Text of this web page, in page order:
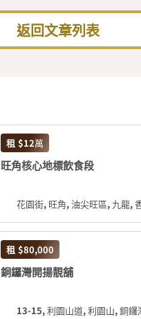
返回文章列表
租 $12萬
旺角核心地標飲食段
花園街, 旺角, 油尖旺區, 九龍, 香港,
租 $80,000
銅鑼灣開揚靚舖
13-15, 利園山道, 利園山, 銅鑼灣, 灣仔區, 香港島, 香港,